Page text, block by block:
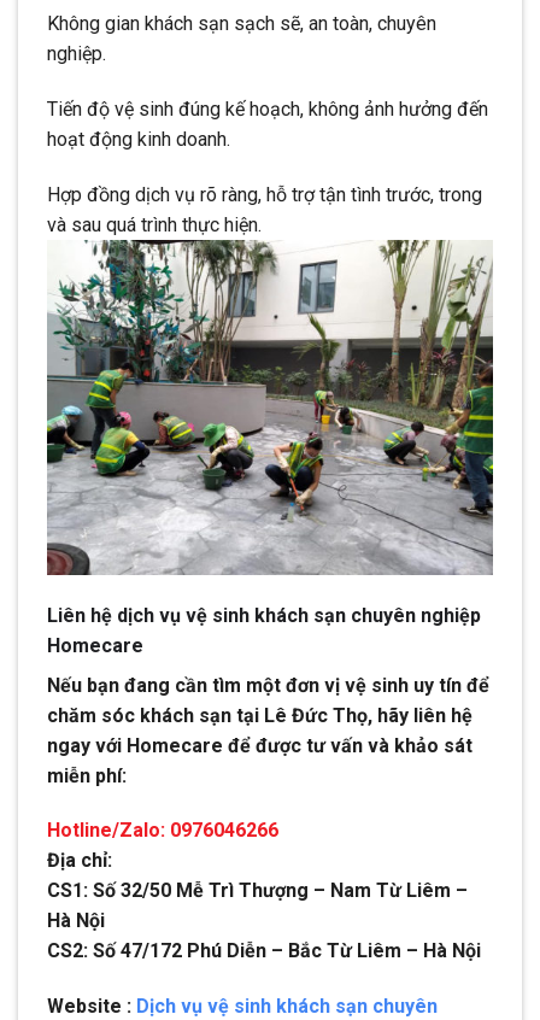
Không gian khách sạn sạch sẽ, an toàn, chuyên
nghiệp.
Tiến độ vệ sinh đúng kế hoạch, không ảnh hưởng đến
hoạt động kinh doanh.
Hợp đồng dịch vụ rõ ràng, hỗ trợ tận tình trước, trong
và sau quá trình thực hiện.
Liên hệ dịch vụ vệ sinh khách sạn chuyên nghiệp
Homecare
Nếu bạn đang cần tìm một đơn vị vệ sinh uy tín để
chăm sóc khách sạn tại Lê Đức Thọ, hãy liên hệ
ngay với Homecare để được tư vấn và khảo sát
miễn phí:
Hotline/Zalo: 0976046266
Địa chỉ:
CS1: Số 32/50 Mễ Trì Thượng – Nam Từ Liêm –
Hà Nội
CS2: Số 47/172 Phú Diễn – Bắc Từ Liêm – Hà Nội
Website : Dịch vụ vệ sinh khách sạn chuyên